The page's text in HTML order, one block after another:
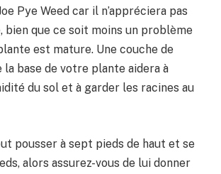
Pye Weed car il n’appréciera pas
bien que ce soit moins un problème
est mature. Une couche de
base de votre plante aidera à
du sol et à garder les racines au
pousser à sept pieds de haut et se
alors assurez-vous de lui donner